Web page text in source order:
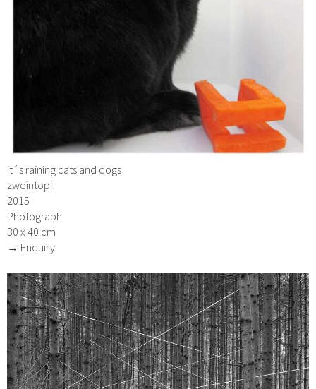
it´s raining cats and dogs
zweintopf
2015
Photograph
30 x 40 cm
→ Enquiry